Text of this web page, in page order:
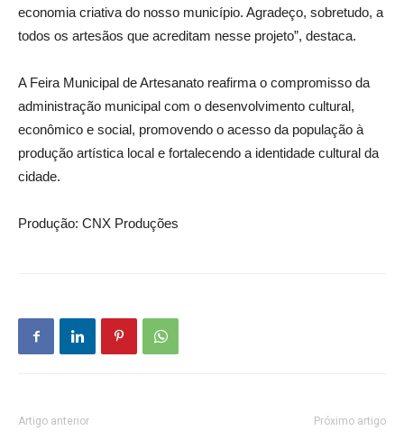
economia criativa do nosso município. Agradeço, sobretudo, a
todos os artesãos que acreditam nesse projeto”, destaca.
A Feira Municipal de Artesanato reafirma o compromisso da
administração municipal com o desenvolvimento cultural,
econômico e social, promovendo o acesso da população à
produção artística local e fortalecendo a identidade cultural da
cidade.
Produção: CNX Produções
Artigo anterior Próximo artigo